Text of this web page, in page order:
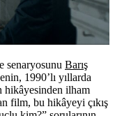
senaryosunu Barış
1990’lı yıllarda
hikâyesinden ilham
film, bu hikâyeyi çıkış